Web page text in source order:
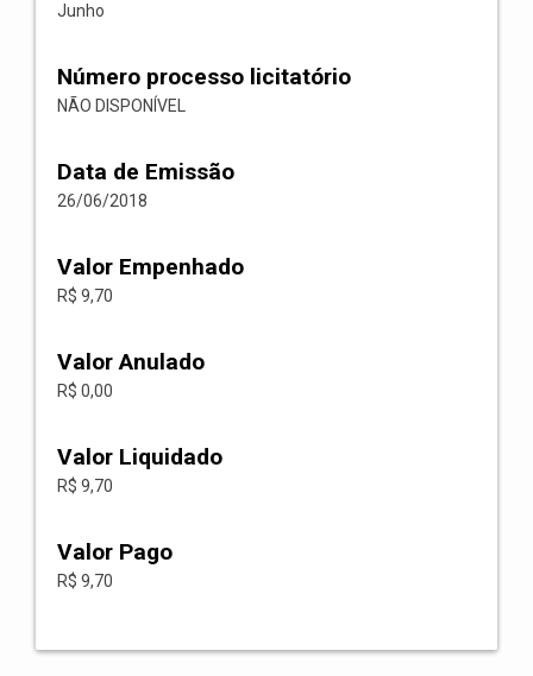
Junho
Número processo licitatório
NÃO DISPONÍVEL
Data de Emissão
26/06/2018
Valor Empenhado
R$ 9,70
Valor Anulado
R$ 0,00
Valor Liquidado
R$ 9,70
Valor Pago
R$ 9,70